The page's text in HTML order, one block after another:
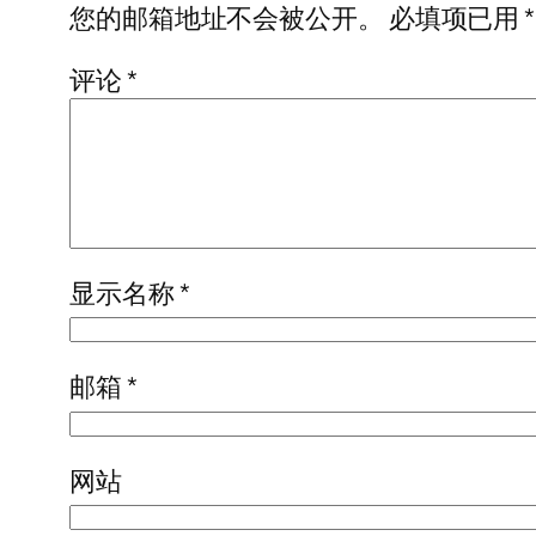
您的邮箱地址不会被公开。 必填项已用*
评论*
显示名称*
邮箱*
网站